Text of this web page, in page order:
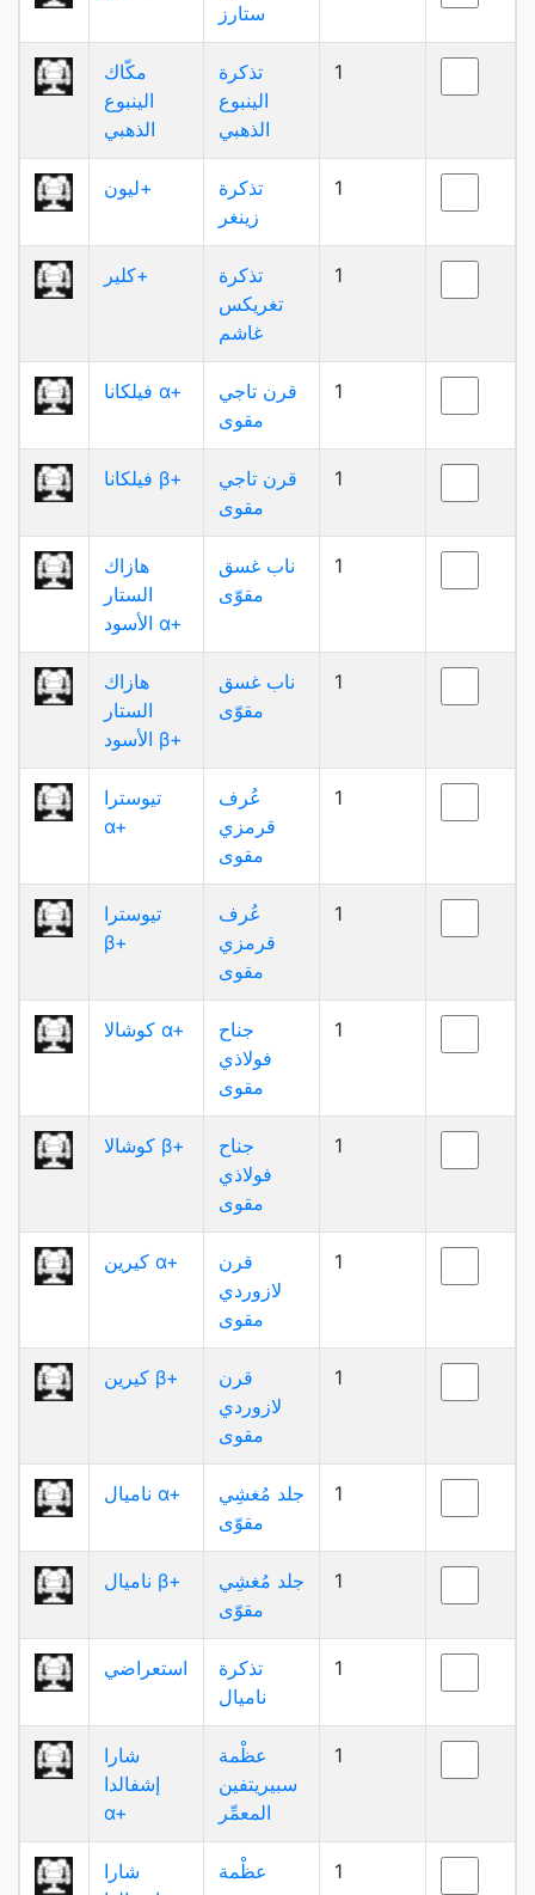
ستارز
مكّاك
الينبوع
الذهبي
تذكرة
الينبوع
الذهبي
1
ليون+
تذكرة
زينغر
1
كلير+
تذكرة
تغريكس
غاشم
1
فيلكانا α+
قرن تاجي
مقوى
1
فيلكانا β+
قرن تاجي
مقوى
1
هازاك
الستار
الأسود α+
ناب غسق
مقوّى
1
هازاك
الستار
الأسود β+
ناب غسق
مقوّى
1
تيوسترا
α+
عُرف
قرمزي
مقوى
1
تيوسترا
β+
عُرف
قرمزي
مقوى
1
كوشالا α+
جناح
فولاذي
مقوى
1
كوشالا β+
جناح
فولاذي
مقوى
1
كيرين α+
قرن
لازوردي
مقوى
1
كيرين β+
قرن
لازوردي
مقوى
1
ناميال α+
جلد مُغشِي
مقوّى
1
ناميال β+
جلد مُغشِي
مقوّى
1
استعراضي
تذكرة
ناميال
1
شارا
إشفالدا
α+
عظْمة
سبيريتفين
المعمِّر
1
شارا
عظْمة
1